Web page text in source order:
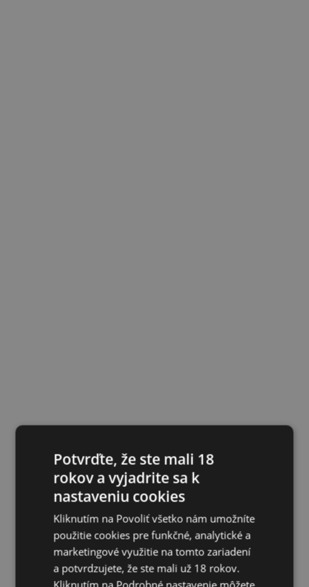
Potvrďte, že ste mali 18
rokov a vyjadrite sa k
nastaveniu cookies
Kliknutím na Povoliť všetko nám umožníte
použitie cookies pre funkčné, analytické a
marketingové využitie na tomto zariadení
a potvrdzujete, že ste mali už 18 rokov.